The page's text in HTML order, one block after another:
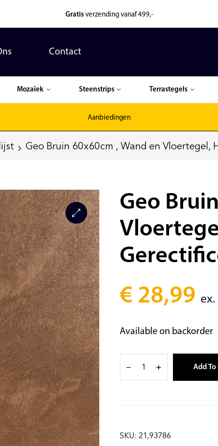
Gratis verzending vanaf 499,-
Contact
Mozaïek Steenstrips Terrastegels
Aanbiedingen
Geo Bruin 60x60cm , Wand en Vloertegel,
Geo
€ 28,99
Available on backorder
Add To
SKU: 21,93786